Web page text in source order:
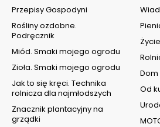
Od
Przepisy Gospodyni
Rośliny ozdobne.
Podręcznik
Miód. Smaki mojego ogrodu
Zioła. Smaki mojego ogrodu
Jak to się kręci. Technika
rolnicza dla najmłodszych
Znacznik plantacyjny na
grządki